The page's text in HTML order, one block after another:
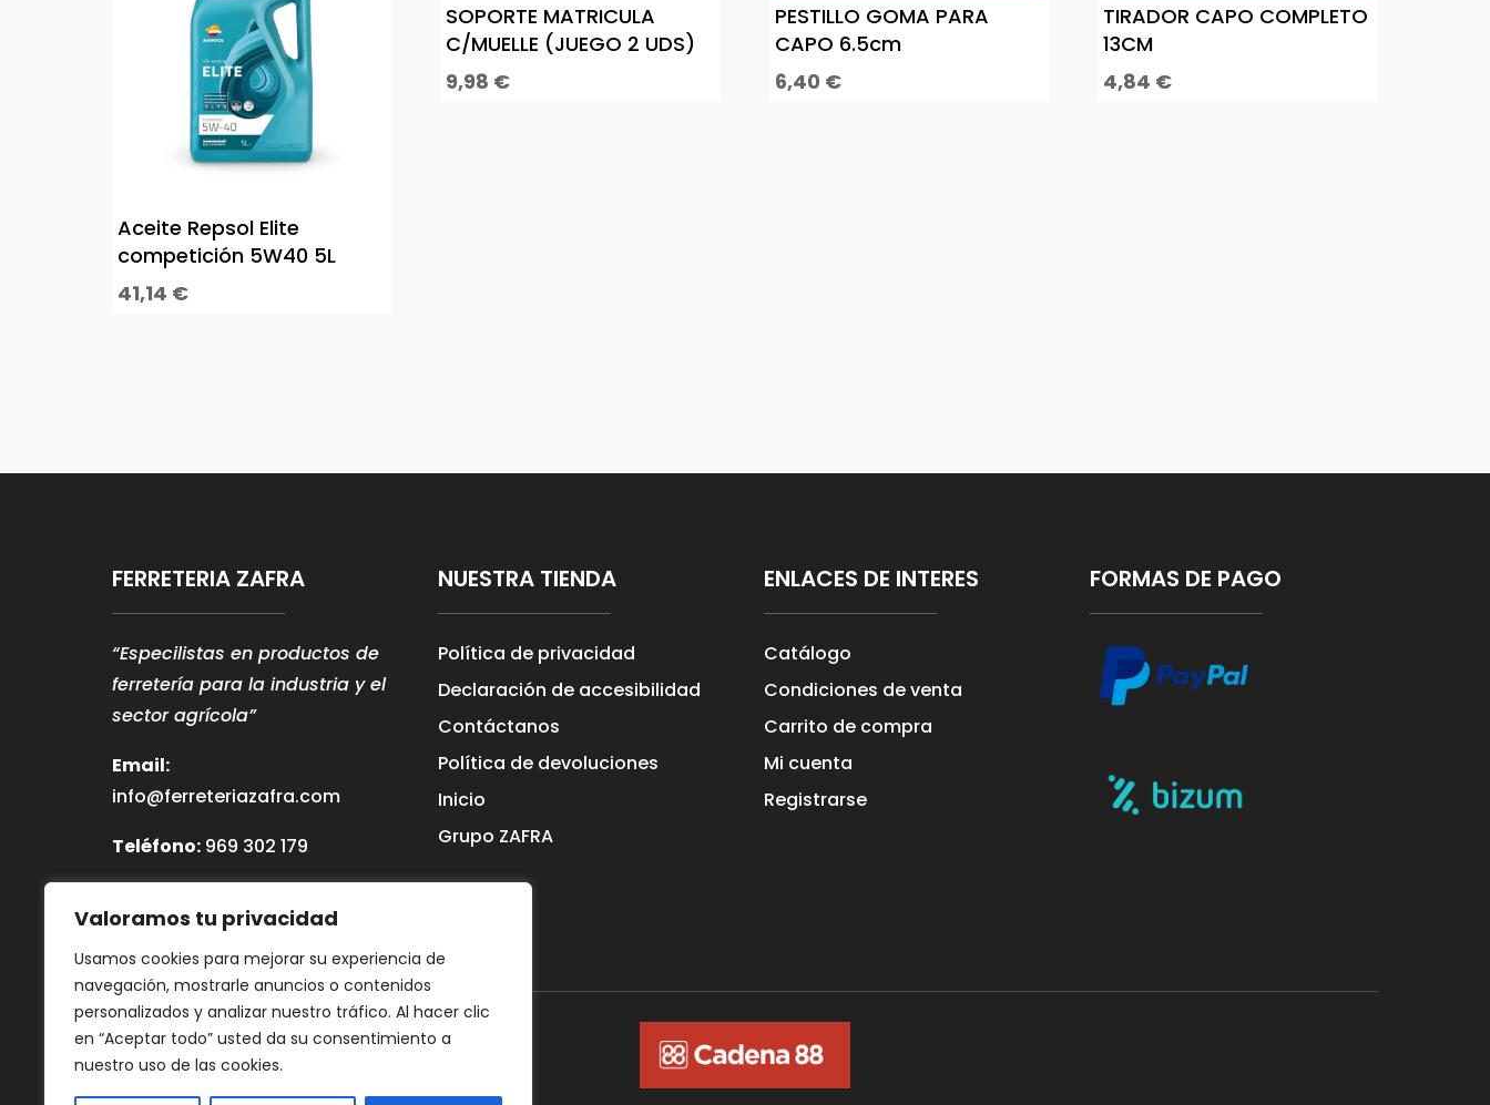
Valoramos tu privacidad
Usamos cookies para mejorar su experiencia de
navegación, mostrarle anuncios o contenidos
personalizados y analizar nuestro tráfico. Al hacer clic
en “Aceptar todo” usted da su consentimiento a
nuestro uso de las cookies.
Aceite Repsol Elite
competición 5W40 5L
41,14 €
SOPORTE MATRICULA
C/MUELLE (JUEGO 2 UDS)
9,98 €
PESTILLO GOMA PARA
CAPO 6.5cm
6,40 €
TIRADOR CAPO COMPLETO
13CM
4,84 €
FERRETERIA ZAFRA
“Especilistas en productos de
ferretería para la industria y el
sector agrícola”
Email:
info@ferreteriazafra.com
Teléfono:969 302 179
NUESTRA TIENDA
Política de privacidad
Declaración de accesibilidad
Contáctanos
Política de devoluciones
Inicio
Grupo ZAFRA
ENLACES DE INTERES
Catálogo
Condiciones de venta
Carrito de compra
Mi cuenta
Registrarse
FORMAS DE PAGO